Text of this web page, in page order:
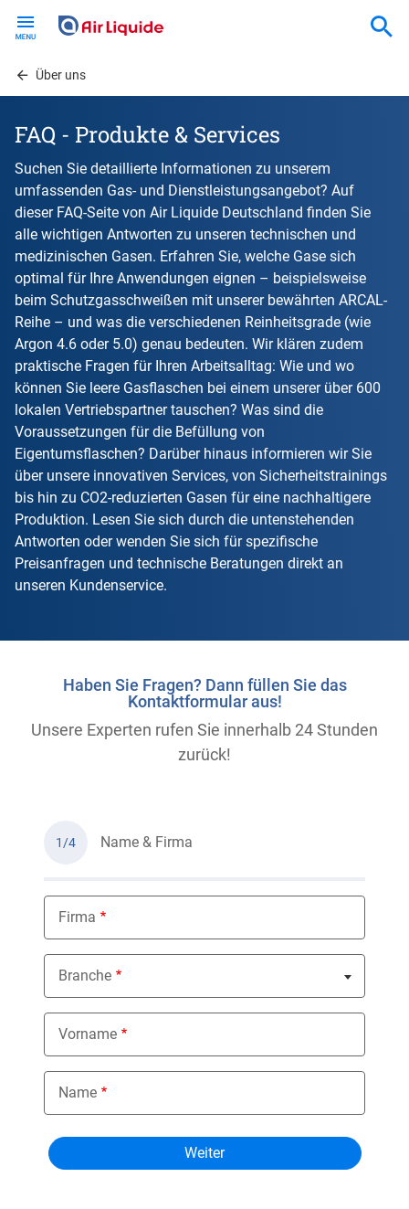
contentÜber uns
FAQ - Produkte & Services
Suchen Sie detaillierte Informationen zu unserem
umfassenden Gas- und Dienstleistungsangebot? Auf
dieser FAQ-Seite von Air Liquide Deutschland finden Sie
alle wichtigen Antworten zu unseren technischen und
medizinischen Gasen. Erfahren Sie, welche Gase sich
optimal für Ihre Anwendungen eignen – beispielsweise
beim Schutzgasschweißen mit unserer bewährten ARCAL-
Reihe – und was die verschiedenen Reinheitsgrade (wie
Argon 4.6 oder 5.0) genau bedeuten. Wir klären zudem
praktische Fragen für Ihren Arbeitsalltag: Wie und wo
können Sie leere Gasflaschen bei einem unserer über 600
lokalen Vertriebspartner tauschen? Was sind die
Voraussetzungen für die Befüllung von
Eigentumsflaschen? Darüber hinaus informieren wir Sie
über unsere innovativen Services, von Sicherheitstrainings
bis hin zu CO2-reduzierten Gasen für eine nachhaltigere
Produktion. Lesen Sie sich durch die untenstehenden
Antworten oder wenden Sie sich für spezifische
Preisanfragen und technische Beratungen direkt an
unseren Kundenservice.
Haben Sie Fragen? Dann füllen Sie das
Kontaktformular aus!
Unsere Experten rufen Sie innerhalb 24 Stunden
zurück!
1/4 Name & Firma
Firma
Branche
Nothing selected
Vorname
Name